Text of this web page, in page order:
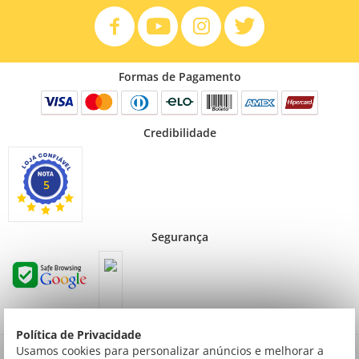
Política de Privacidade
Usamos cookies para personalizar anúncios e melhorar a
Formas de Pagamento
Credibilidade
5
Segurança
Preços válidos para consumidor final não contribuinte. Preços exclusivos para compras